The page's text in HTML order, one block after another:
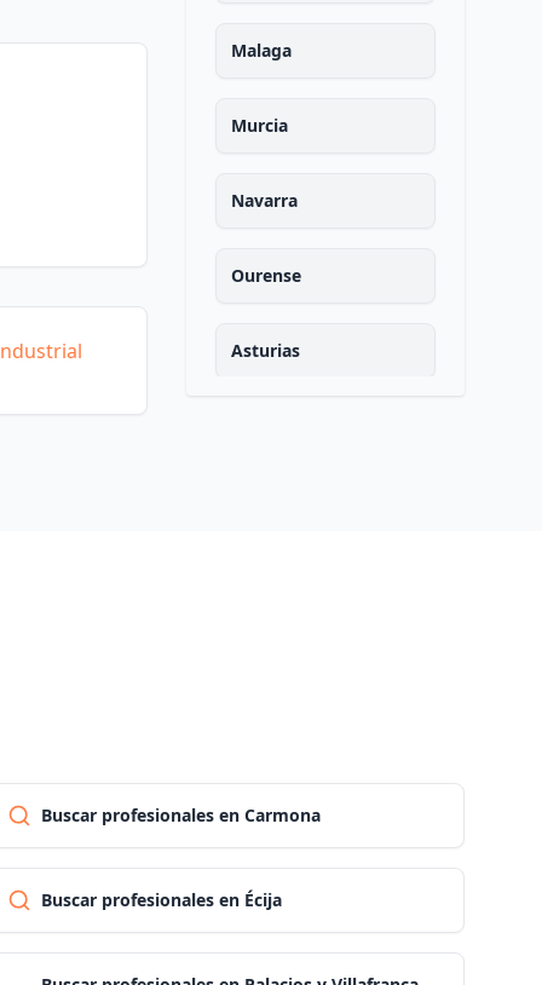
Malaga
Murcia
Navarra
Ourense
Asturias
Segovia
Sevilla
Buscar profesionales en Carmona
Buscar profesionales en Écija